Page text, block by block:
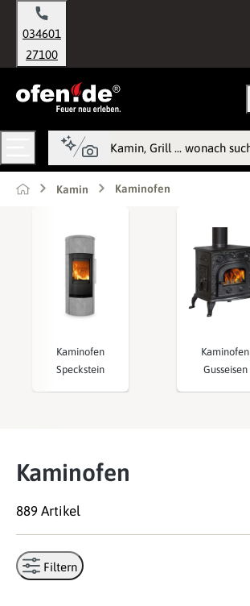
springen
034601
27100
Kamin Kaminofen
Kaminofen
Speckstein
Kaminofen
Gusseisen
Kaminofen
889 Artikel
Filtern